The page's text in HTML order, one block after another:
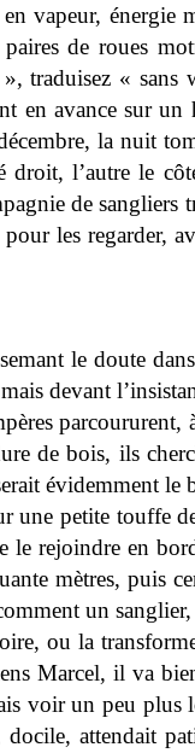
vapeur,
de roues
traduisez « sans
en avance sur
la nuit
droit, l’autre le
de sangliers
les regarder,
le doute
devant
parcoururent,
de bois, ils
évidemment le
une petite touffe
rejoindre en
mètres, puis
un
ou la
Marcel, il va
voir un peu
attendait